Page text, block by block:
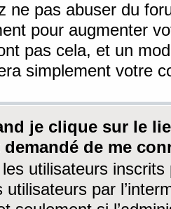
ne pas abuser du
pour augmenter
pas cela, et un
simplement votre
je clique sur le
demandé de me
utilisateurs
utilisateurs par